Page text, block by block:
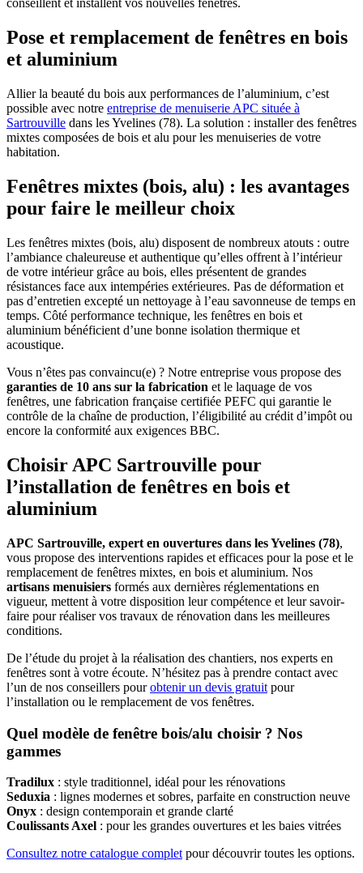
conseillent et installent vos nouvelles fenêtres.
Pose et remplacement de fenêtres en bois
et aluminium
Allier la beauté du bois aux performances de l’aluminium, c’est
possible avec notre entreprise de menuiserie APC située à
Sartrouville dans les Yvelines (78). La solution : installer des fenêtres
mixtes composées de bois et alu pour les menuiseries de votre
habitation.
Fenêtres mixtes (bois, alu) : les avantages
pour faire le meilleur choix
Les fenêtres mixtes (bois, alu) disposent de nombreux atouts : outre
l’ambiance chaleureuse et authentique qu’elles offrent à l’intérieur
de votre intérieur grâce au bois, elles présentent de grandes
résistances face aux intempéries extérieures. Pas de déformation et
pas d’entretien excepté un nettoyage à l’eau savonneuse de temps en
temps. Côté performance technique, les fenêtres en bois et
aluminium bénéficient d’une bonne isolation thermique et
acoustique.
Vous n’êtes pas convaincu(e) ? Notre entreprise vous propose des
garanties de 10 ans sur la fabrication et le laquage de vos
fenêtres, une fabrication française certifiée PEFC qui garantie le
contrôle de la chaîne de production, l’éligibilité au crédit d’impôt ou
encore la conformité aux exigences BBC.
Choisir APC Sartrouville pour
l’installation de fenêtres en bois et
aluminium
APC Sartrouville, expert en ouvertures dans les Yvelines (78),
vous propose des interventions rapides et efficaces pour la pose et le
remplacement de fenêtres mixtes, en bois et aluminium. Nos
artisans menuisiers formés aux dernières réglementations en
vigueur, mettent à votre disposition leur compétence et leur savoir-
faire pour réaliser vos travaux de rénovation dans les meilleures
conditions.
De l’étude du projet à la réalisation des chantiers, nos experts en
fenêtres sont à votre écoute. N’hésitez pas à prendre contact avec
l’un de nos conseillers pourobtenir un devis gratuit pour
l’installation ou le remplacement de vos fenêtres.
Quel modèle de fenêtre bois/alu choisir ? Nos
gammes
Tradilux : style traditionnel, idéal pour les rénovations
Seduxia : lignes modernes et sobres, parfaite en construction neuve
Onyx : design contemporain et grande clarté
Coulissants Axel : pour les grandes ouvertures et les baies vitrées
Consultez notre catalogue complet pour découvrir toutes les options.